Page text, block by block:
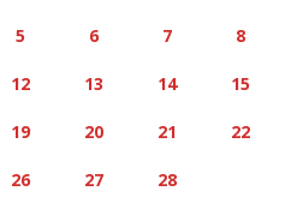
5 6 7 8
12 13 14 15
19 20 21 22
26 27 28